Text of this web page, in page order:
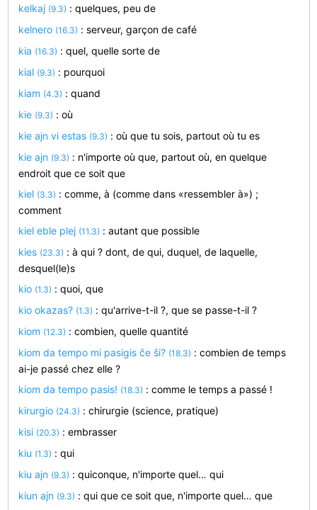
kelkaj (9.3) : quelques, peu de
kelnero (16.3) : serveur, garçon de café
kia (16.3) : quel, quelle sorte de
kial (9.3) : pourquoi
kiam (4.3) : quand
kie (9.3) : où
kie ajn vi estas (9.3) : où que tu sois, partout où tu es
kie ajn (9.3) : n'importe où que, partout où, en quelque
endroit que ce soit que
kiel (3.3) : comme, à (comme dans «ressembler à») ;
comment
kiel eble plej (11.3) : autant que possible
kies (23.3) : à qui ? dont, de qui, duquel, de laquelle,
desquel(le)s
kio (1.3) : quoi, que
kio okazas? (1.3) : qu'arrive-t-il ?, que se passe-t-il ?
kiom (12.3) : combien, quelle quantité
kiom da tempo mi pasigis ĉe ŝi? (18.3) : combien de temps
ai-je passé chez elle ?
kiom da tempo pasis! (18.3) : comme le temps a passé !
kirurgio (24.3) : chirurgie (science, pratique)
kisi (20.3) : embrasser
kiu (1.3) : qui
kiu ajn (9.3) : quiconque, n'importe quel… qui
kiun ajn (9.3) : qui que ce soit que, n'importe quel… que